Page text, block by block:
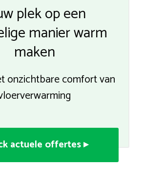
plek op een
manier warm
maken
onzichtbare comfort van
actuele offertes ▸